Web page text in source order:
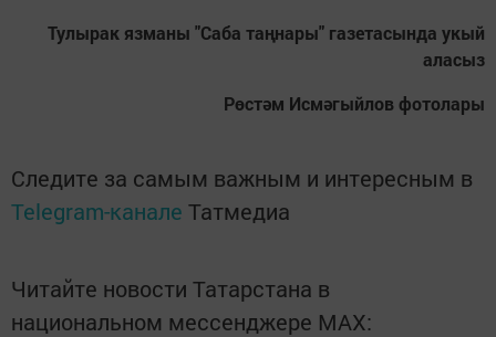
Тулырак язманы "Саба таңнары" газетасында укый
аласыз
Рөстәм Исмәгыйлов фотолары
Следите за самым важным и интересным в
Telegram-канале Татмедиа
Читайте новости Татарстана в
национальном мессенджере MАХ: